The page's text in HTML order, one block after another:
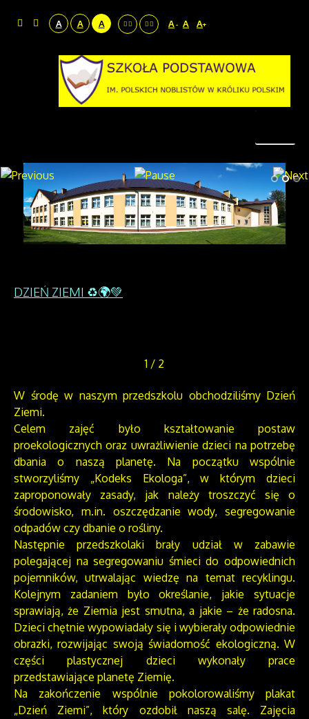
A A A A- A A+
DZIEŃ ZIEMI ♻️🌍💚
1 / 2
W środę w naszym przedszkolu obchodziliśmy Dzień
Ziemi.
Celem zajęć było kształtowanie postaw
proekologicznych oraz uwrażliwienie dzieci na potrzebę
dbania o naszą planetę. Na początku wspólnie
stworzyliśmy „Kodeks Ekologa”, w którym dzieci
zaproponowały zasady, jak należy troszczyć się o
środowisko, m.in. oszczędzanie wody, segregowanie
odpadów czy dbanie o rośliny.
Następnie przedszkolaki brały udział w zabawie
polegającej na segregowaniu śmieci do odpowiednich
pojemników, utrwalając wiedzę na temat recyklingu.
Kolejnym zadaniem było określanie, jakie sytuacje
sprawiają, że Ziemia jest smutna, a jakie – że radosna.
Dzieci chętnie wypowiadały się i wybierały odpowiednie
obrazki, rozwijając swoją świadomość ekologiczną. W
części plastycznej dzieci wykonały prace
przedstawiające planetę Ziemię.
Na zakończenie wspólnie pokolorowaliśmy plakat
„Dzień Ziemi”, który ozdobił naszą salę. Zajęcia